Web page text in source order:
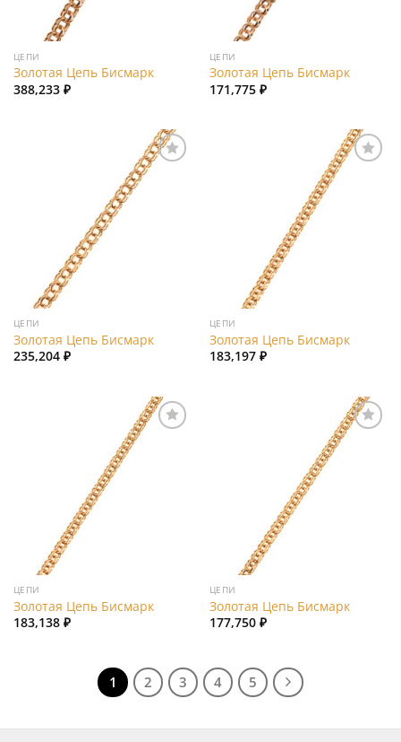
ЦЕПИ
Золотая Цепь Бисмарк
388,233 ₽
ЦЕПИ
Золотая Цепь Бисмарк
171,775 ₽
Add to
ЦЕПИ
Золотая Цепь Бисмарк
235,204 ₽
ЦЕПИ
Золотая Цепь Бисмарк
183,197 ₽
ЦЕПИ
Золотая Цепь Бисмарк
183,138 ₽
Add to
ЦЕПИ
Золотая Цепь Бисмарк
177,750 ₽
1 2 3 4 5